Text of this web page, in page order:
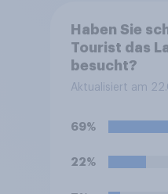
Haben Sie
Tourist das
besucht?
Aktualisiert am
69%
22%